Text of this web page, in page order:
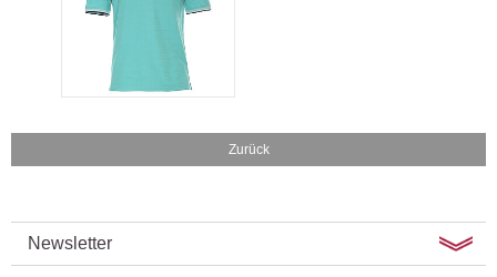
Zurück
Newsletter